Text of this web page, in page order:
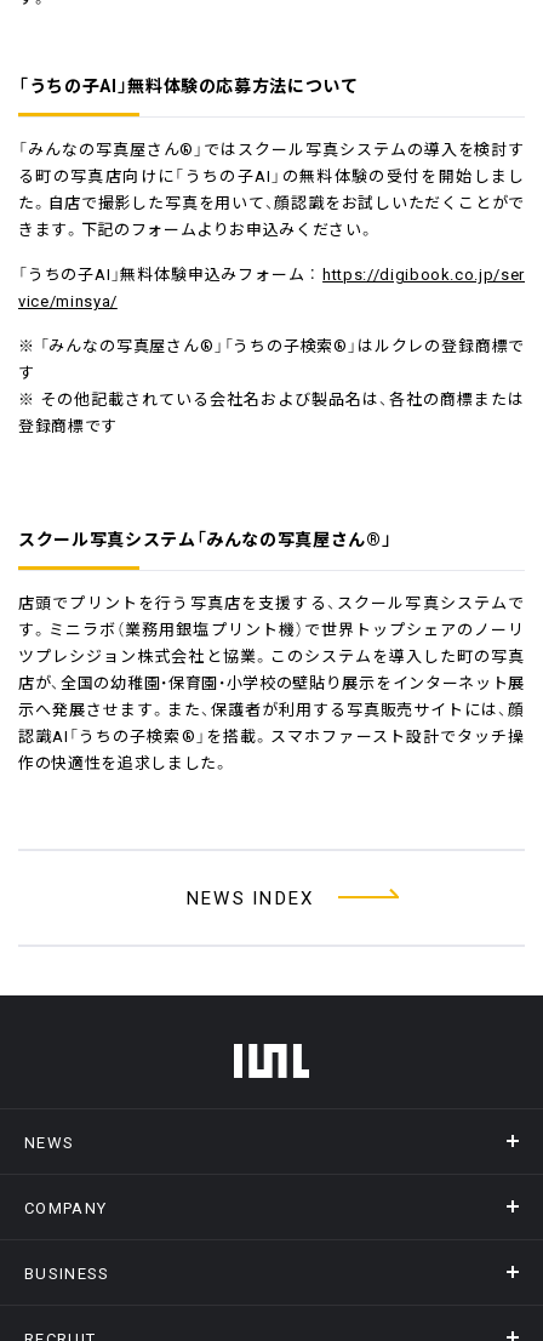
「うちの子AI」無料体験の応募方法について
「みんなの写真屋さん®」ではスクール写真システムの導入を検討す
る町の写真店向けに「うちの子AI」の無料体験の受付を開始しまし
た。自店で撮影した写真を用いて、顔認識をお試しいただくことがで
きます。下記のフォームよりお申込みください。
「うちの子AI」無料体験申込みフォーム ：https://digibook.co.jp/ser
vice/minsya/
※ 「みんなの写真屋さん®」「うちの子検索®」はルクレの登録商標で
す
※ その他記載されている会社名および製品名は、各社の商標または
登録商標です
スクール写真システム「みんなの写真屋さん®」
店頭でプリントを行う写真店を支援する、スクール写真システムで
す。ミニラボ（業務用銀塩プリント機）で世界トップシェアのノーリ
ツプレシジョン株式会社と協業。このシステムを導入した町の写真
店が、全国の幼稚園・保育園・小学校の壁貼り展示をインターネット展
示へ発展させます。また、保護者が利用する写真販売サイトには、顔
認識AI「うちの子検索®」を搭載。スマホファースト設計でタッチ操
作の快適性を追求しました。
NEWS INDEX
フッターメニュー
NEWS
ニュース
COMPANY
会社概要
BUSINESS